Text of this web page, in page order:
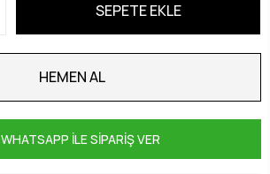
SEPETE EKLE
HEMEN AL
WHATSAPP İLE SİPARİŞ VER